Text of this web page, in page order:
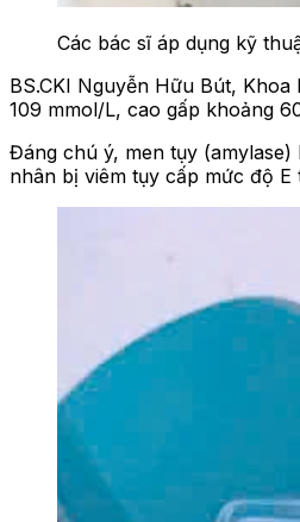
Các bác sĩ áp dụng kỹ
BS.CKI Nguyễn Hữu Bút,
109 mmol/L, cao gấp khoảng
Đáng chú ý, men tụy (amylase)
nhân bị viêm tụy cấp mức độ